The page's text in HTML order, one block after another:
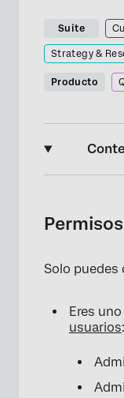
Suite
Strategy &
Producto
Creando tu
en un
la página de
Solo puedes
Eres
usuarios: